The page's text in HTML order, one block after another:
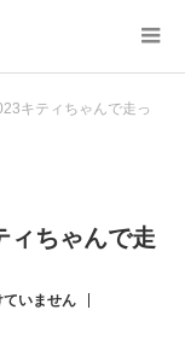
キティちゃんで走っ
ィちゃんで走
ていません